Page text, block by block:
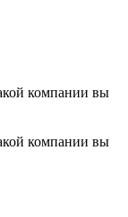
компании вы
компании вы